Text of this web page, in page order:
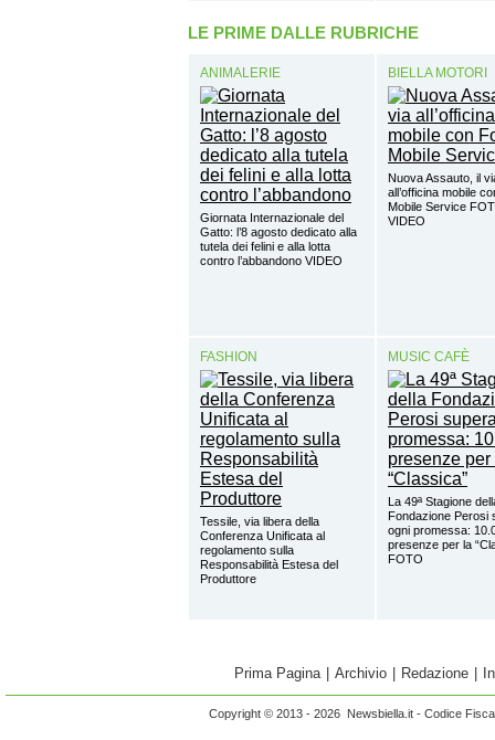
LE PRIME DALLE RUBRICHE
ANIMALERIE
Giornata Internazionale del
Gatto: l’8 agosto dedicato alla
tutela dei felini e alla lotta
contro l’abbandono VIDEO
BIELLA MOTORI
Nuova Assauto, il
all’officina mobile
Mobile Service
VIDEO
FASHION
Tessile, via libera della
Conferenza Unificata al
regolamento sulla
Responsabilità Estesa del
Produttore
MUSIC CAFÈ
La 49ª Stagione
Fondazione Perosi
ogni promessa:
presenze per la
FOTO
Prima Pagina Archivio Redazione
Copyright © 2013 - 2026 Newsbiella.it - Codice